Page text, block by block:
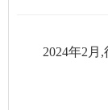
2024年2月,